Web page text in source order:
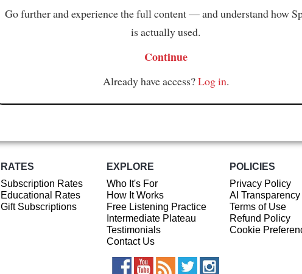
Go further and experience the full content — and understand how
is actually used.
Continue
Already have access?Log in.
RATES
Subscription Rates
Educational Rates
Gift Subscriptions
EXPLORE
Who It's For
How It Works
Free Listening Practice
Intermediate Plateau
Testimonials
Contact Us
POLICIES
Privacy Policy
AI
Terms of Use
Refund Policy
Cookie